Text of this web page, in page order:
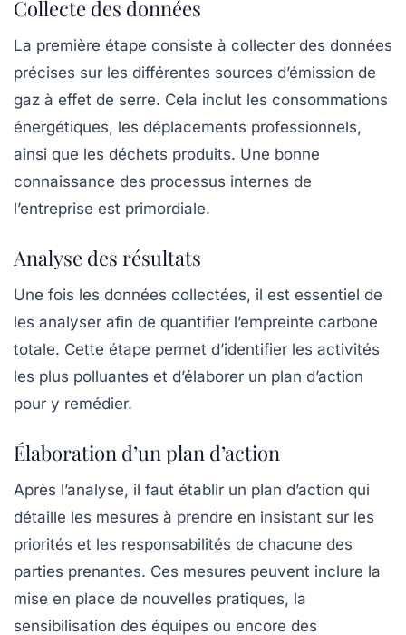
Collecte des données
La première étape consiste à collecter des données
précises sur les différentes sources d’émission de
gaz à effet de serre. Cela inclut les consommations
énergétiques, les déplacements professionnels,
ainsi que les déchets produits. Une bonne
connaissance des processus internes de
l’entreprise est primordiale.
Analyse des résultats
Une fois les données collectées, il est essentiel de
les analyser afin de quantifier l’empreinte carbone
totale. Cette étape permet d’identifier les activités
les plus polluantes et d’élaborer un plan d’action
pour y remédier.
Élaboration d’un plan d’action
Après l’analyse, il faut établir un plan d’action qui
détaille les mesures à prendre en insistant sur les
priorités et les responsabilités de chacune des
parties prenantes. Ces mesures peuvent inclure la
mise en place de nouvelles pratiques, la
sensibilisation des équipes ou encore des